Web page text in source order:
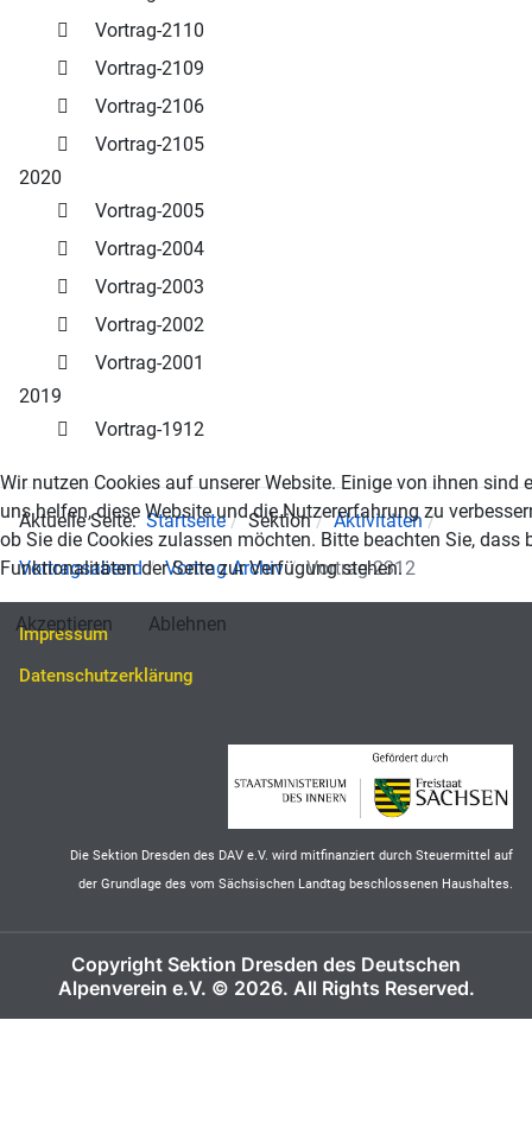
Vortrag-2110
Vortrag-2109
Vortrag-2106
Vortrag-2105
2020
Vortrag-2005
Vortrag-2004
Vortrag-2003
Vortrag-2002
Vortrag-2001
2019
Vortrag-1912
Aktuelle Seite: Startseite Sektion Aktivitäten
Vortragsabend Vortrag Archiv Vortrag-2312
Impressum
Datenschutzerklärung
Die Sektion Dresden des DAV e.V. wird mitfinanziert durch Steuermittel auf
der Grundlage des vom Sächsischen Landtag beschlossenen Haushaltes.
Copyright Sektion Dresden des Deutschen
Alpenverein e.V. © 2026. All Rights Reserved.
Wir nutzen Cookies auf unserer Website. Einige von ihnen sind
uns helfen, diese Website und die Nutzererfahrung zu
ob Sie die Cookies zulassen möchten. Bitte beachten Sie,
Funktionalitäten der Seite zur Verfügung stehen.
Akzeptieren Ablehnen